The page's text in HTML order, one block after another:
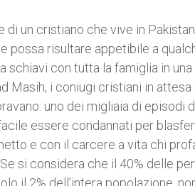
di un cristiano che vive in
possa risultare appetibile a
schiavi con tutta la famiglia in
Masih, i coniugi cristiani in
uno dei migliaia di episodi
essere condannati per
e con il carcere a vita chi
si considera che il 40% delle
il 2% dell’intera popolazione,